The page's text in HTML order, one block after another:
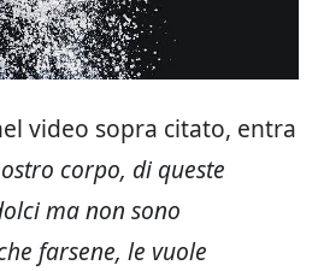
video sopra citato, entra
corpo, di queste
ma non sono
farsene, le vuole